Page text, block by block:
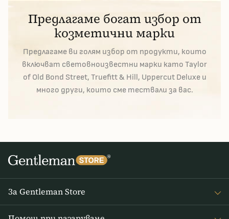
Предлагаме богат избор от
козметични марки
Предлагаме ви голям избор от продукти, които
включват световноизвестни марки като Taylor
of Old Bond Street, Truefitt & Hill, Uppercut Deluxe и
много други, които сме тествали за вас.
За Gentleman Store